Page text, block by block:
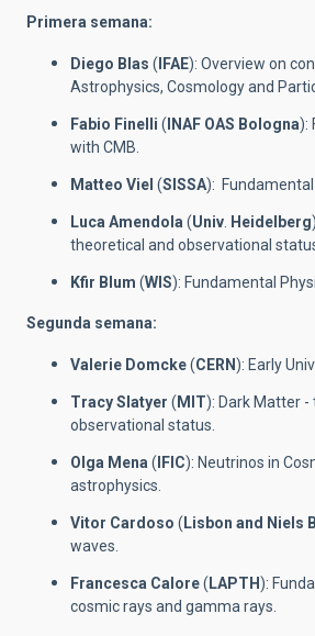
Primera semana:
Diego Blas ( IFAE): Overview on
Astrophysics, Cosmology and
Fabio Finelli ( INAF OAS Bologna):
with CMB.
Matteo Viel (SISSA): Fundamental
Luca Amendola(Univ. Heidelberg
theoretical and observational
Kfir Blum (WIS): Fundamental
Segunda semana:
Valerie Domcke(CERN ): Early
Tracy Slatyer ( MIT): Dark Matter
observational status.
Olga Mena( IFIC): Neutrinos in
astrophysics.
Vitor Cardoso ( Lisbon and Niels
waves.
Francesca Calore( LAPTH ):
cosmic rays and gamma rays.